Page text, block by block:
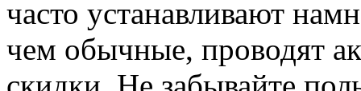
часто устанавливают
чем обычные, проводят